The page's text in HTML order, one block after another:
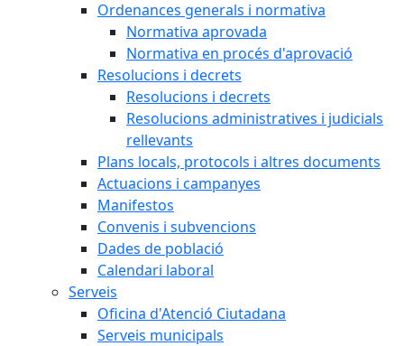
Ordenances generals i normativa
Normativa aprovada
Normativa en procés d'aprovació
Resolucions i decrets
Resolucions i decrets
Resolucions administratives i judicials
rellevants
Plans locals, protocols i altres documents
Actuacions i campanyes
Manifestos
Convenis i subvencions
Dades de població
Calendari laboral
Serveis
Oficina d'Atenció Ciutadana
Serveis municipals